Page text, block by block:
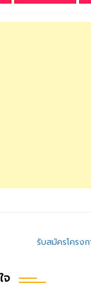
รับสมัครโครง
จ